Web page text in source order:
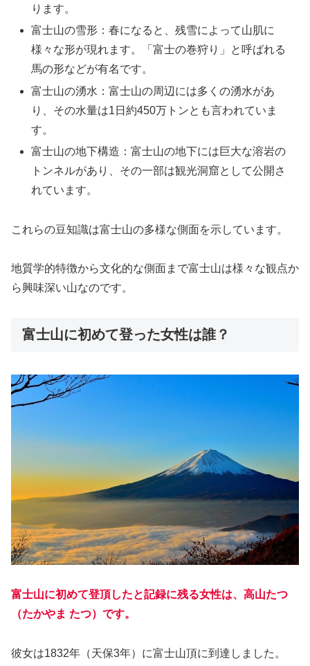
ります。
富士山の雪形：春になると、残雪によって山肌に
様々な形が現れます。「富士の巻狩り」と呼ばれる
馬の形などが有名です。
富士山の湧水：富士山の周辺には多くの湧水があ
り、その水量は1日約450万トンとも言われていま
す。
富士山の地下構造：富士山の地下には巨大な溶岩の
トンネルがあり、その一部は観光洞窟として公開さ
れています。
これらの豆知識は富士山の多様な側面を示しています。
地質学的特徴から文化的な側面まで富士山は様々な観点か
ら興味深い山なのです。
富士山に初めて登った女性は誰？
富士山に初めて登頂したと記録に残る女性は、高山たつ
（たかやま たつ）です。
彼女は1832年（天保3年）に富士山頂に到達しました。